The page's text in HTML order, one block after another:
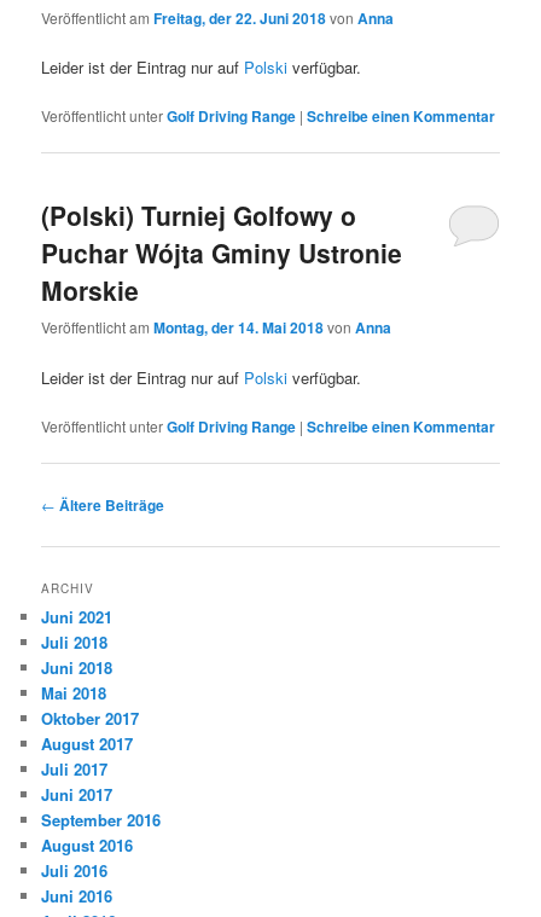
Veröffentlicht amFreitag, der 22. Juni 2018vonAnna
Leider ist der Eintrag nur auf Polski verfügbar.
Veröffentlicht unterGolf Driving Range |Schreibe einen Kommentar
(Polski) Turniej Golfowy o
Puchar Wójta Gminy Ustronie
Morskie
Veröffentlicht amMontag, der 14. Mai 2018vonAnna
Leider ist der Eintrag nur auf Polski verfügbar.
Veröffentlicht unterGolf Driving Range |Schreibe einen Kommentar
Beitragsnavigation
← Ältere Beiträge
ARCHIV
Juni 2021
Juli 2018
Juni 2018
Mai 2018
Oktober 2017
August 2017
Juli 2017
Juni 2017
September 2016
August 2016
Juli 2016
Juni 2016